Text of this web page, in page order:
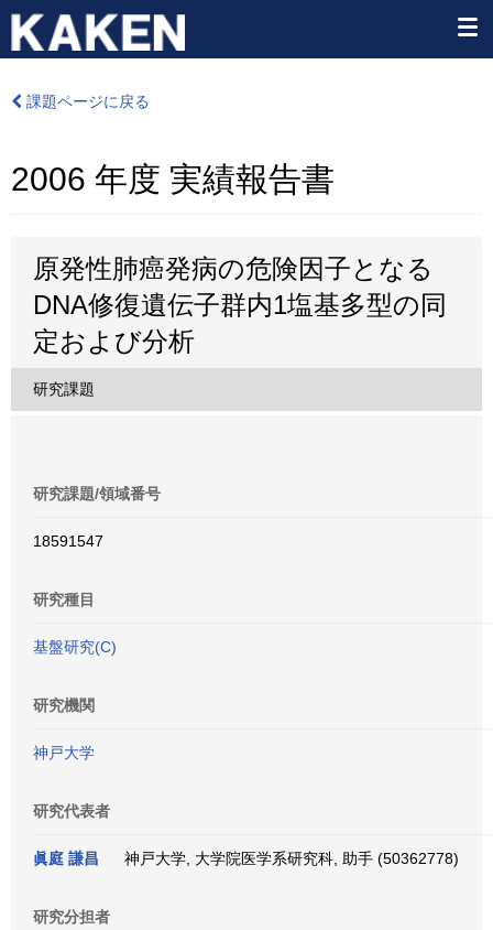
課題ページに戻る
2006 年度 実績報告書
原発性肺癌発病の危険因子となる
DNA修復遺伝子群内1塩基多型の同
定および分析
研究課題
研究課題/領域番号
18591547
研究種目
基盤研究(C)
研究機関
神戸大学
研究代表者
眞庭 謙昌 神戸大学, 大学院医学系研究科, 助手 (50362778)
研究分担者